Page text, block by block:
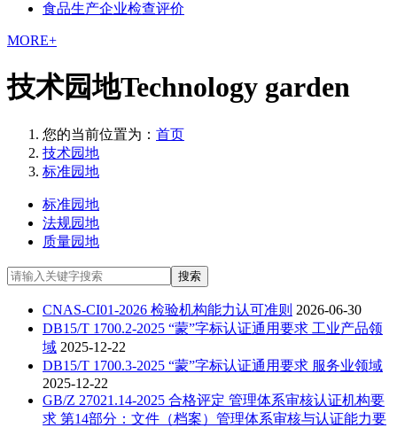
食品生产企业检查评价
MORE+
技术园地Technology garden
您的当前位置为： 首页
技术园地
标准园地
标准园地
法规园地
质量园地
搜索
CNAS-CI01-2026 检验机构能力认可准则 2026-06-30
DB15/T 1700.2-2025 “蒙”字标认证通用要求 工业产品领
域 2025-12-22
DB15/T 1700.3-2025 “蒙”字标认证通用要求 服务业领域
2025-12-22
GB/Z 27021.14-2025 合格评定 管理体系审核认证机构要
求 第14部分：文件（档案）管理体系审核与认证能力要